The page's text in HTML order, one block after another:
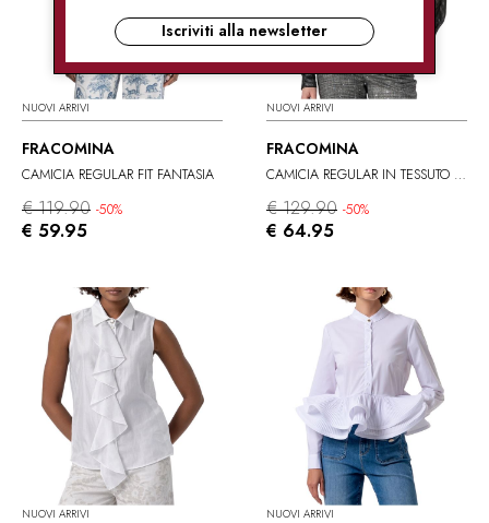
NUOVI ARRIVI
FRACOMINA
CAMICIA REGULAR FIT FANTASIA
€ 119.90 -50%
€ 59.95
NUOVI ARRIVI
FRACOMINA
CAMICIA REGULAR IN TESSUTO SPALMATO
€ 129.90 -50%
€ 64.95
NUOVI ARRIVI NUOVI ARRIVI
Iscriviti alla newsletter